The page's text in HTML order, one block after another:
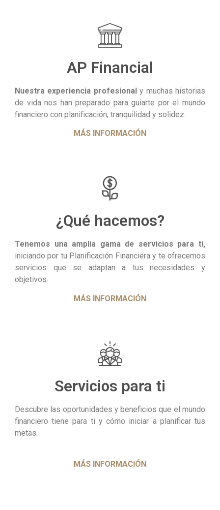
AP Financial
Nuestra experiencia profesionaly muchas historias
de vida nos han preparado para guiarte por el mundo
financiero con planificación, tranquilidad y solidez.
MÁS INFORMACIÓN
¿Qué hacemos?
Tenemos una amplia gama de servicios para ti,
iniciando por tu Planificación Financiera y te ofrecemos
servicios que se adaptan a tus necesidades y
objetivos.
MÁS INFORMACIÓN
Servicios para ti
Descubre las oportunidades y beneficios que el mundo
financiero tiene para ti y cómo iniciar a planificar tus
metas.
MÁS INFORMACIÓN